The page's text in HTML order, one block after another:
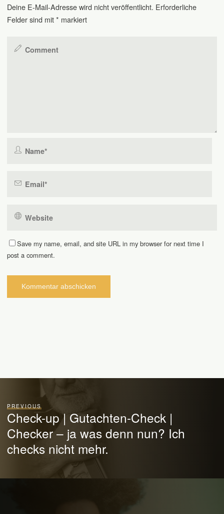
Deine E-Mail-Adresse wird nicht veröffentlicht. Erforderliche
Felder sind mit* markiert
Save my name, email, and site URL in my browser for next time I
post a comment.
PREVIOUS
Check-up | Gutachten-Check |
Checker – ja was denn nun? Ich
checks nicht mehr.